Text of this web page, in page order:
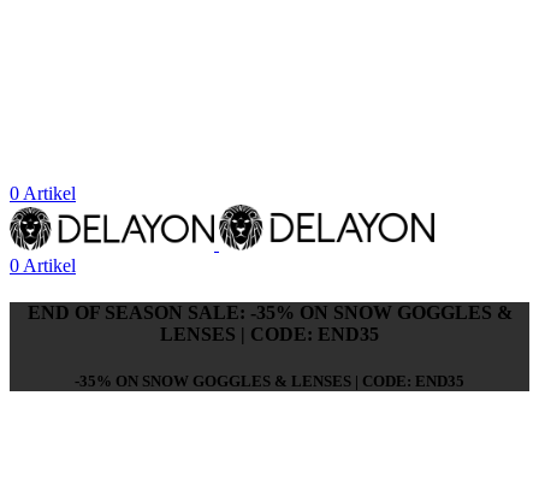
0 Artikel
0 Artikel
END OF SEASON SALE: -35% ON SNOW GOGGLES &
LENSES | CODE: END35
-35% ON SNOW GOGGLES & LENSES | CODE: END35